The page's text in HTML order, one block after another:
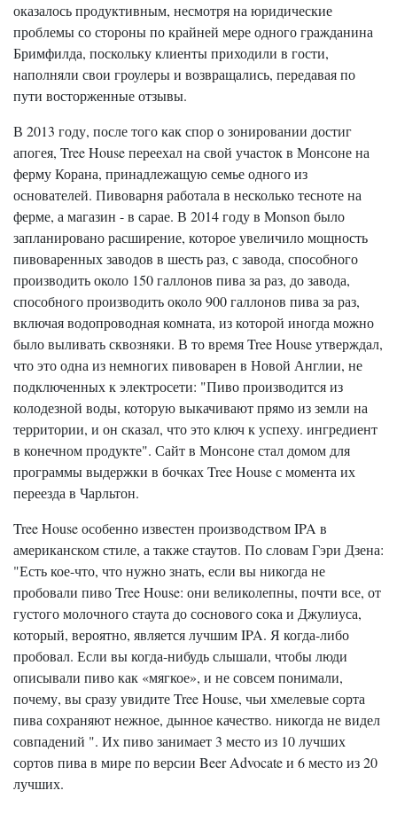
оказалось продуктивным, несмотря на юридические
проблемы со стороны по крайней мере одного гражданина
Бримфилда, поскольку клиенты приходили в гости,
наполняли свои гроулеры и возвращались, передавая по
пути восторженные отзывы.
В 2013 году, после того как спор о зонировании достиг
апогея, Tree House переехал на свой участок в Монсоне на
ферму Корана, принадлежащую семье одного из
основателей. Пивоварня работала в несколько тесноте на
ферме, а магазин - в сарае. В 2014 году в Monson было
запланировано расширение, которое увеличило мощность
пивоваренных заводов в шесть раз, с завода, способного
производить около 150 галлонов пива за раз, до завода,
способного производить около 900 галлонов пива за раз,
включая водопроводная комната, из которой иногда можно
было выливать сквозняки. В то время Tree House утверждал,
что это одна из немногих пивоварен в Новой Англии, не
подключенных к электросети: "Пиво производится из
колодезной воды, которую выкачивают прямо из земли на
территории, и он сказал, что это ключ к успеху. ингредиент
в конечном продукте". Сайт в Монсоне стал домом для
программы выдержки в бочках Tree House с момента их
переезда в Чарльтон.
Tree House особенно известен производством IPA в
американском стиле, а также стаутов. По словам Гэри Дзена:
"Есть кое-что, что нужно знать, если вы никогда не
пробовали пиво Tree House: они великолепны, почти все, от
густого молочного стаута до соснового сока и Джулиуса,
который, вероятно, является лучшим IPA. Я когда-либо
пробовал. Если вы когда-нибудь слышали, чтобы люди
описывали пиво как «мягкое», и не совсем понимали,
почему, вы сразу увидите Tree House, чьи хмелевые сорта
пива сохраняют нежное, дынное качество. никогда не видел
совпадений ". Их пиво занимает 3 место из 10 лучших
сортов пива в мире по версии Beer Advocate и 6 место из 20
лучших.